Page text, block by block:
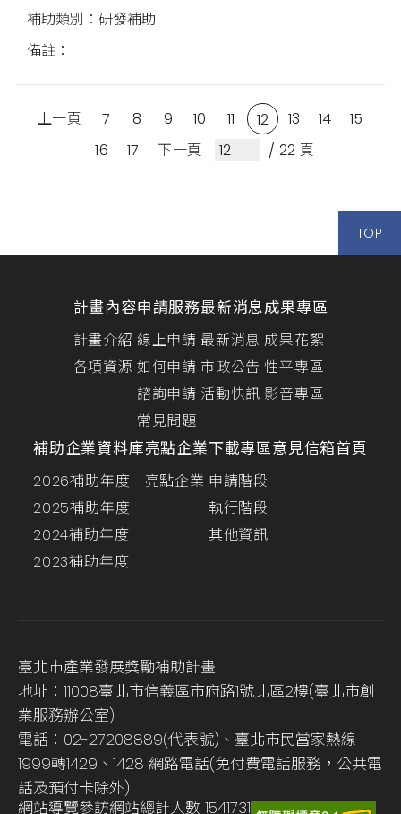
研發補助
上一頁 7 8 9 10 11 12 13 14
15
16
17 下一頁 / 22 頁
TOP
計畫內容
計畫介紹
各項資源
申請服務
線上申請
如何申請
諮詢申請
常見問題
最新消息
最新消息
市政公告
活動快訊
成果專區
成果花絮
性平專區
影音專區
補助企業資料庫
2026補助年度
2025補助年度
2024補助年度
2023補助年度
亮點企業
亮點企業
下載專區
申請階段
執行階段
其他資訊
意見信箱首頁
臺北市產業發展獎勵補助計畫
地址：11008臺北市信義區市府路1號北區2樓(臺北市創
業服務辦公室)
電話：02-27208889(代表號)、臺北市民當家熱線
1999轉1429、1428 網路電話(免付費電話服務，公共電
話及預付卡除外)
網站導覽參訪網站總計人數 1541731